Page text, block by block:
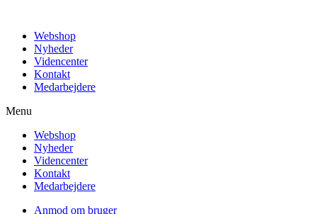
indholdWebshop
Nyheder
Videncenter
Kontakt
Medarbejdere
Menu
Webshop
Nyheder
Videncenter
Kontakt
Medarbejdere
Anmod om bruger